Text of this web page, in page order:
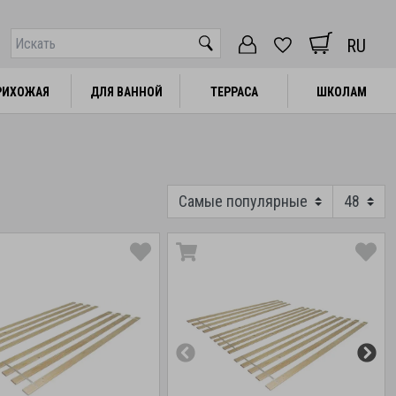
RU
ДЛЯ ВАННОЙ ТЕРРАСА ШКОЛАМ
ДЛЯ ВАННОЙ ТЕРРАСА ШКОЛАМ